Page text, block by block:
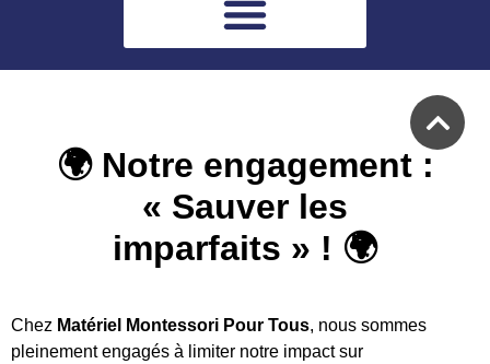
🌍 Notre engagement :
« Sauver les
imparfaits » ! 🌍
Chez Matériel Montessori Pour Tous, nous sommes
pleinement engagés à limiter notre impact sur